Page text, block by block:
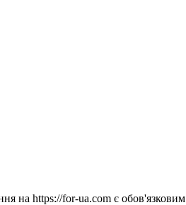
на https://for-ua.com є обов'язковим